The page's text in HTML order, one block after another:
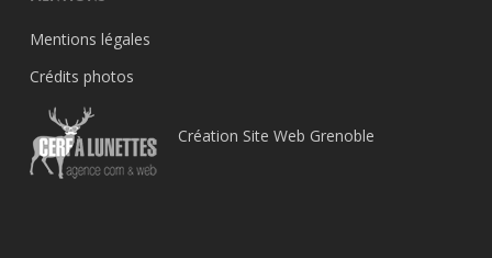
Mentions légales
Crédits photos
Création Site Web Grenoble